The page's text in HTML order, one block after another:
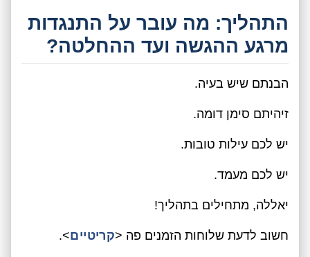
התהליך: מה עובר על התנגדות
מרגע ההגשה ועד ההחלטה?
הבנתם שיש בעיה.
זיהיתם סימן דומה.
יש לכם עילות טובות.
יש לכם מעמד.
יאללה, מתחילים בתהליך!
חשוב לדעת שלוחות הזמנים פה <קריטיים>.